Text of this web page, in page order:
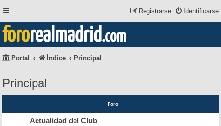
Identificarse
Registrarse
fororealmadrid.com
Portal Índice Principal
Principal
Foro
Actualidad del Club